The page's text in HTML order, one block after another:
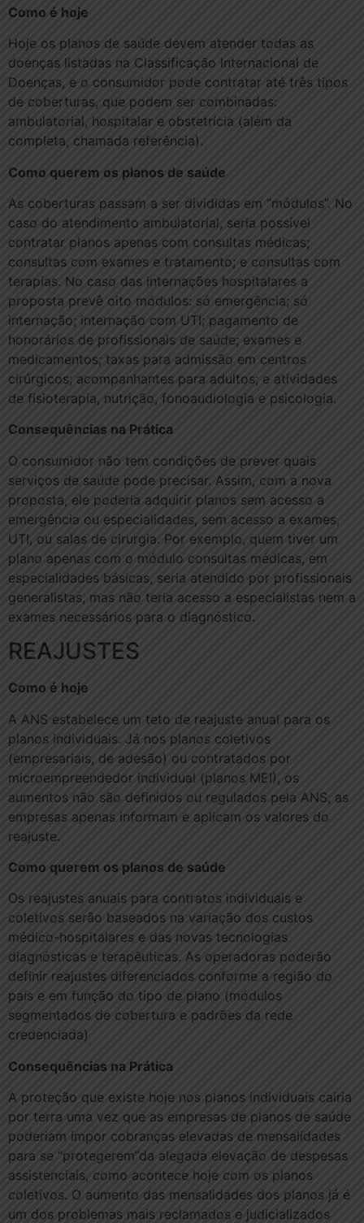
Como é hoje
Hoje os planos de saúde devem atender todas as
doenças listadas na Classificação Internacional de
Doenças, e o consumidor pode contratar até três tipos
de coberturas, que podem ser combinadas:
ambulatorial, hospitalar e obstetrícia (além da
completa, chamada referência).
Como querem os planos de saúde
As coberturas passam a ser divididas em “módulos”. No
caso do atendimento ambulatorial, seria possível
contratar planos apenas com consultas médicas;
consultas com exames e tratamento; e consultas com
terapias. No caso das internações hospitalares a
proposta prevê oito módulos: só emergência; só
internação; internação com UTI; pagamento de
honorários de profissionais de saúde; exames e
medicamentos; taxas para admissão em centros
cirúrgicos; acompanhantes para adultos; e atividades
de fisioterapia, nutrição, fonoaudiologia e psicologia.
Consequências na Prática
O consumidor não tem condições de prever quais
serviços de saúde pode precisar. Assim, com a nova
proposta, ele poderia adquirir planos sem acesso a
emergência ou especialidades, sem acesso a exames,
UTI, ou salas de cirurgia. Por exemplo, quem tiver um
plano apenas com o módulo consultas médicas, em
especialidades básicas, seria atendido por profissionais
generalistas, mas não teria acesso a especialistas nem a
exames necessários para o diagnóstico.
REAJUSTES
Como é hoje
A ANS estabelece um teto de reajuste anual para os
planos individuais. Já nos planos coletivos
(empresariais, de adesão) ou contratados por
microempreendedor individual (planos MEI), os
aumentos não são definidos ou regulados pela ANS, as
empresas apenas informam e aplicam os valores do
reajuste.
Como querem os planos de saúde
Os reajustes anuais para contratos individuais e
coletivos serão baseados na variação dos custos
médico-hospitalares e das novas tecnologias
diagnósticas e terapêuticas. As operadoras poderão
definir reajustes diferenciados conforme a região do
país e em função do tipo de plano (módulos
segmentados de cobertura e padrões da rede
credenciada)
Consequências na Prática
A proteção que existe hoje nos planos individuais cairia
por terra uma vez que as empresas de planos de saúde
poderiam impor cobranças elevadas de mensalidades
para se “protegerem”da alegada elevação de despesas
assistenciais, como acontece hoje com os planos
coletivos. O aumento das mensalidades dos planos já é
um dos problemas mais reclamados e judicializados